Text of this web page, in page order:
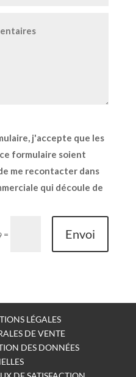
j'accepte que les
formulaire soient
me recontacter dans
qui découle de
= Envoi
LÉGALES
DE VENTE
DES DONNÉES